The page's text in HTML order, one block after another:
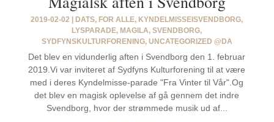
2019-02-02 | DATS, FOR ALLE, KYNDELMISSEISVENDBORG,
LYSPARADE, MAGILA,SVENDBORG,
SYDFYNSKULTURFORENING, UNCATEGORIZED @DA
Det blev en vidunderlig aften i Svendborg den 1. februar
2019.Vi var inviteret af Sydfyns Kulturforening til at være
med i deres Kyndelmisse-parade "Fra Vinter til Vår".Og
det blev en magisk oplevelse af gå gennem det indre
Svendborg, hvor der strømmede musik ud af...